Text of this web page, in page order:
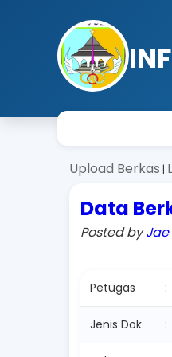
Upload Berkas |
Data
Posted byJae
Petugas :
Jenis Dok :